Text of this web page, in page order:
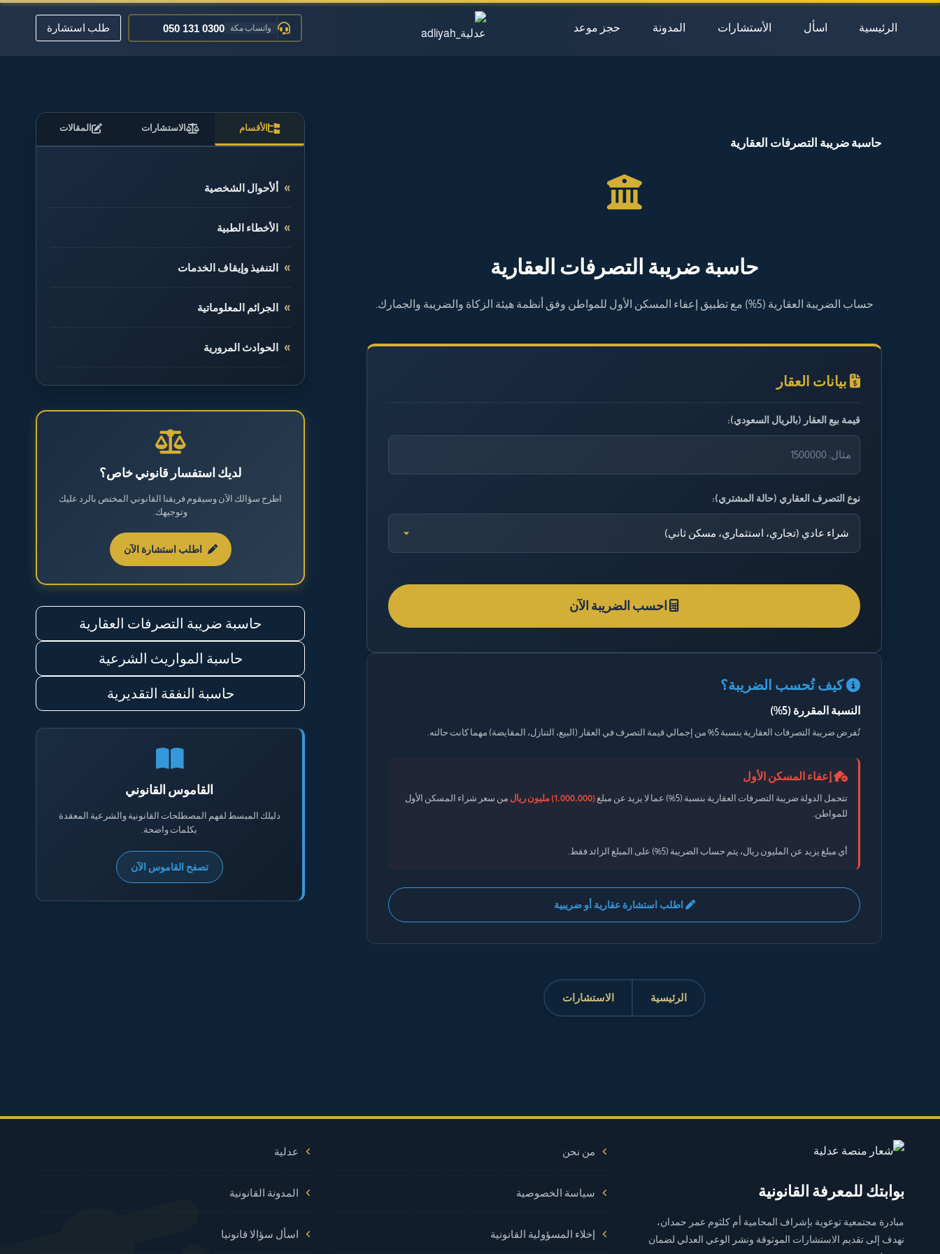
الرئيسية اسأل الأستشارات المدونة حجز موعد واتساب مكة 050 131 0300 طلب استشارة
حاسبة ضريبة التصرفات العقارية
حاسبة ضريبة التصرفات العقارية
حساب الضريبة العقارية (5%) مع تطبيق إعفاء المسكن الأول للمواطن وفق أنظمة هيئة الزكاة والضريبة والجمارك.
بيانات العقار
قيمة بيع العقار (بالريال السعودي):
نوع التصرف العقاري (حالة المشتري):
احسب الضريبة الآن
كيف تُحسب الضريبة؟
النسبة المقررة (5%)
تُفرض ضريبة التصرفات العقارية بنسبة 5% من إجمالي قيمة التصرف في العقار (البيع، التنازل، المقايضة) مهما كانت حالته.
إعفاء المسكن الأول
تتحمل الدولة ضريبة التصرفات العقارية بنسبة (5%) عما لا يزيد عن مبلغ (1,000,000) مليون ريال
من سعر شراء المسكن الأول
للمواطن.
أي مبلغ يزيد عن المليون ريال، يتم حساب الضريبة (5%) على المبلغ الزائد فقط.
اطلب استشارة عقارية أو ضريبية
الرئيسية الاستشارات
الأقسام الاستشارات المقالات
ألأحوال الشخصية
الأخطاء الطبية
التنفيذ وإيقاف الخدمات
الجرائم المعلوماتية
الحوادث المرورية
الطلاق والخلع
القضايا العقارية
القضايا العمالية
القضايا المالية
نظام مكافحة المخدرات والمؤثرات العقلية
لديك استفسار قانوني خاص؟
اطرح سؤالك الآن وسيقوم فريقنا القانوني المختص بالرد عليك
وتوجيهك.
اطلب استشارة الآن
حاسبة ضريبة التصرفات العقارية
حاسبة المواريث الشرعية
حاسبة النفقة التقديرية
القاموس القانوني
دليلك المبسط لفهم المصطلحات القانونية والشرعية المعقدة
بكلمات واضحة.
تصفح القاموس الآن
بوابتك للمعرفة القانونية
مبادرة مجتمعية توعوية بإشراف المحامية أم كلثوم عمر حمدان،
نهدف إلى تقديم الاستشارات الموثوقة ونشر الوعي العدلي لضمان
من نحن
سياسة الخصوصية
إخلاء المسؤولية القانونية
عدلية
المدونة القانونية
اسأل سؤالا قانونيا